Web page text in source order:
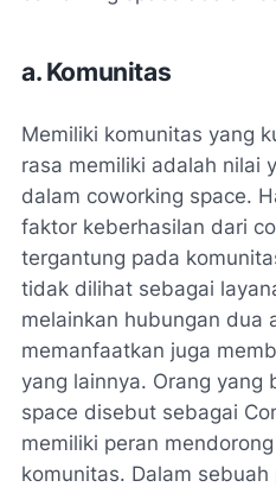
a. Komunitas
Memiliki komunitas yang
rasa memiliki adalah nilai
dalam coworking space.
faktor keberhasilan dari
tergantung pada
tidak dilihat sebagai
melainkan hubungan dua
memanfaatkan juga
yang lainnya. Orang yang
space disebut sebagai
memiliki peran
komunitas. Dalam sebuah